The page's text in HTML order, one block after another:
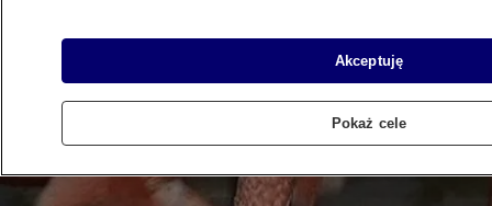
Akceptuję
Pokaż cele